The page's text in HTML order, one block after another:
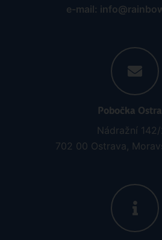
e-mail:
Pobočka
Nádražní
702 00 Ostrava,